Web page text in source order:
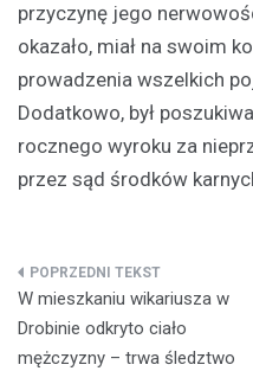
przyczynę jego
okazało, miał na swoim
prowadzenia wszelkich
Dodatkowo, był
rocznego wyroku za
przez sąd środków
Nawigacja
wpisu
W mieszkaniu wikariusza w
Drobinie odkryto ciało
mężczyzny – trwa śledztwo